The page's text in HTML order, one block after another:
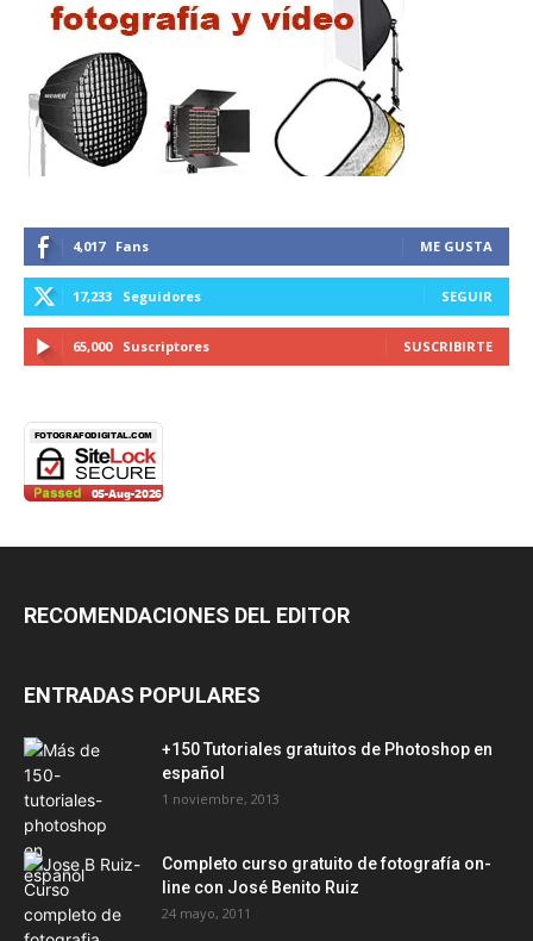
4,017 Fans ME GUSTA
17,233 Seguidores SEGUIR
65,000 Suscriptores SUSCRIBIRTE
RECOMENDACIONES DEL EDITOR
ENTRADAS POPULARES
+150 Tutoriales gratuitos de Photoshop en
español
1 noviembre, 2013
Completo curso gratuito de fotografía on-
line con José Benito Ruiz
24 mayo, 2011